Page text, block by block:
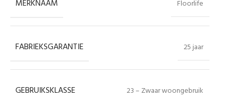
MERKNAAM Floorlife
FABRIEKSGARANTIE 25 jaar
GEBRUIKSKLASSE 23 – Zwaar woongebruik